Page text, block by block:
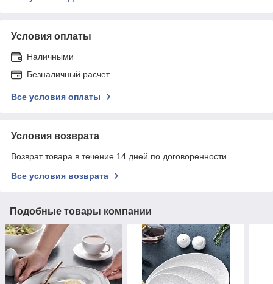
Условия оплаты
Наличными
Безналичный расчет
Все условия оплаты
Условия возврата
Возврат товара в течение 14 дней по договоренности
Все условия возврата
Подобные товары компании